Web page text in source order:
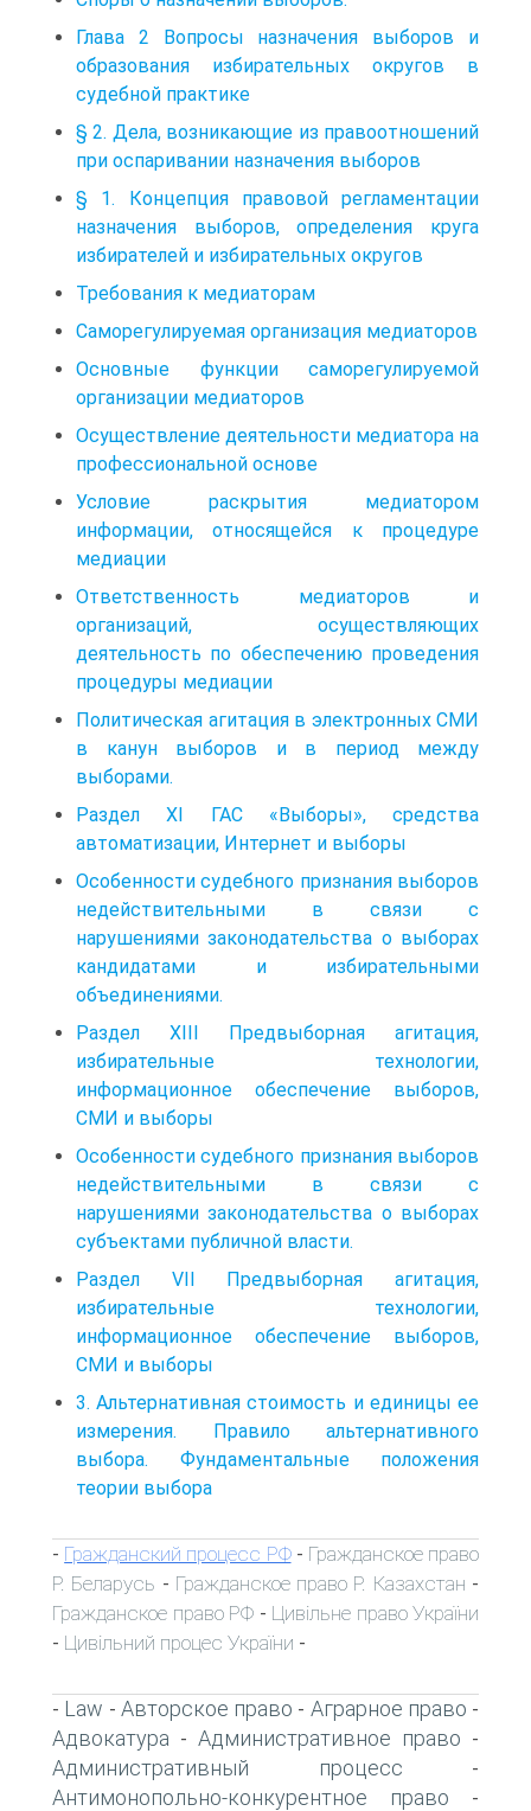
Глава 2 Вопросы назначения выборов и
образования избирательных округов в
судебной практике
§ 2. Дела, возникающие из правоотношений
при оспаривании назначения выборов
§ 1. Концепция правовой регламентации
назначения выборов, определения круга
избирателей и избирательных округов
Требования к медиаторам
Саморегулируемая организация медиаторов
Основные функции саморегулируемой
организации медиаторов
Осуществление деятельности медиатора на
профессиональной основе
Условие раскрытия медиатором
информации, относящейся к процедуре
медиации
Ответственность медиаторов и
организаций, осуществляющих
деятельность по обеспечению проведения
процедуры медиации
Политическая агитация в электронных СМИ
в канун выборов и в период между
выборами.
Раздел XI ГАС «Выборы», средства
автоматизации, Интернет и выборы
Особенности судебного признания выборов
недействительными в связи с
нарушениями законодательства о выборах
кандидатами и избирательными
объединениями.
Раздел XIII Предвыборная агитация,
избирательные технологии,
информационное обеспечение выборов,
СМИ и выборы
Особенности судебного признания выборов
недействительными в связи с
нарушениями законодательства о выборах
субъектами публичной власти.
Раздел VII Предвыборная агитация,
избирательные технологии,
информационное обеспечение выборов,
СМИ и выборы
3. Альтернативная стоимость и единицы ее
измерения. Правило альтернативного
выбора. Фундаментальные положения
теории выбора
- Гражданский процесс РФ- Гражданское право
Р. Беларусь - Гражданское право Р. Казахстан -
Гражданское право РФ - Цивільне право України
- Цивільний процес України -
- Law - Авторское право - Аграрное право -
Адвокатура - Административное право -
Административный процесс -
Антимонопольно-конкурентное право -